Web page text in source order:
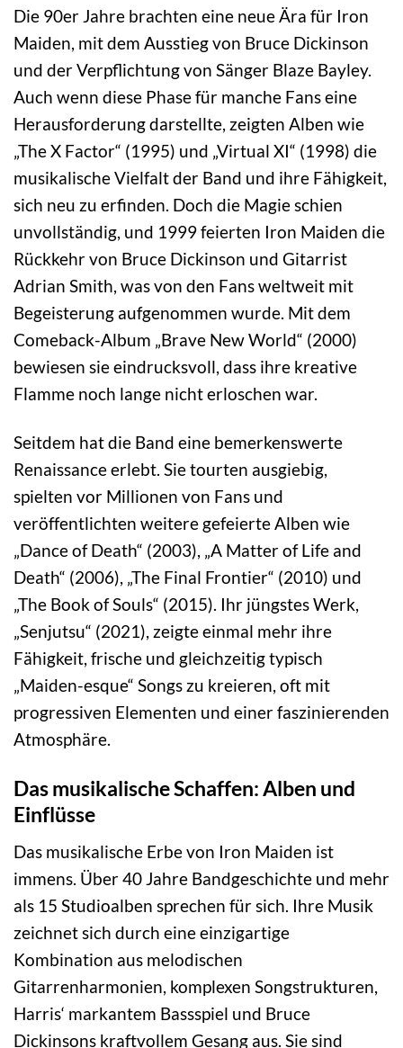
Die 90er Jahre brachten eine neue Ära für Iron
Maiden, mit dem Ausstieg von Bruce Dickinson
und der Verpflichtung von Sänger Blaze Bayley.
Auch wenn diese Phase für manche Fans eine
Herausforderung darstellte, zeigten Alben wie
„The X Factor“ (1995) und „Virtual XI“ (1998) die
musikalische Vielfalt der Band und ihre Fähigkeit,
sich neu zu erfinden. Doch die Magie schien
unvollständig, und 1999 feierten Iron Maiden die
Rückkehr von Bruce Dickinson und Gitarrist
Adrian Smith, was von den Fans weltweit mit
Begeisterung aufgenommen wurde. Mit dem
Comeback-Album „Brave New World“ (2000)
bewiesen sie eindrucksvoll, dass ihre kreative
Flamme noch lange nicht erloschen war.
Seitdem hat die Band eine bemerkenswerte
Renaissance erlebt. Sie tourten ausgiebig,
spielten vor Millionen von Fans und
veröffentlichten weitere gefeierte Alben wie
„Dance of Death“ (2003), „A Matter of Life and
Death“ (2006), „The Final Frontier“ (2010) und
„The Book of Souls“ (2015). Ihr jüngstes Werk,
„Senjutsu“ (2021), zeigte einmal mehr ihre
Fähigkeit, frische und gleichzeitig typisch
„Maiden-esque“ Songs zu kreieren, oft mit
progressiven Elementen und einer faszinierenden
Atmosphäre.
Das musikalische Schaffen: Alben und
Einflüsse
Das musikalische Erbe von Iron Maiden ist
immens. Über 40 Jahre Bandgeschichte und mehr
als 15 Studioalben sprechen für sich. Ihre Musik
zeichnet sich durch eine einzigartige
Kombination aus melodischen
Gitarrenharmonien, komplexen Songstrukturen,
Harris‘ markantem Bassspiel und Bruce
Dickinsons kraftvollem Gesang aus. Sie sind